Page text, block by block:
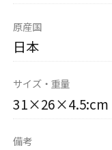
原産国
日本
サイズ・重量
備考